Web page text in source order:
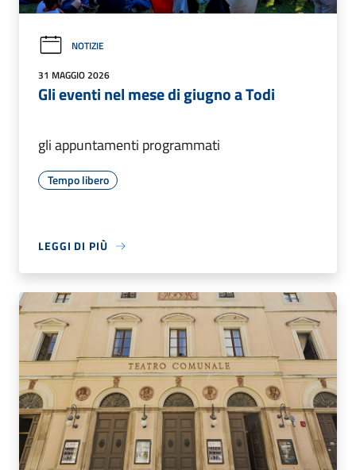
NOTIZIE
31 MAGGIO 2026
Gli eventi nel mese di giugno a Todi
gli appuntamenti programmati
Tempo libero
LEGGI DI PIÙ